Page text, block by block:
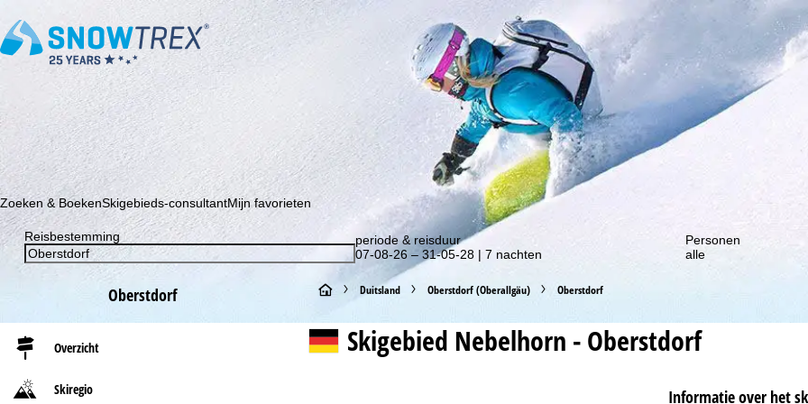
Schrijf je in voor onze nieuwsbrief en wees als eerste op de hoogte van onze kortingsacties!
Zoeken & BoekenSkigebieds-consultantMijn favorieten
Reisbestemming
periode & reisduur
07-08-26 – 31-05-28 | 7 nachten
Personen
alle
Oberstdorf
Overzicht
Skiregio
S
t
Duitsland Oberstdorf (Oberallgäu) Oberstdorf
Skigebied Nebelhorn - Oberstdorf
Informatie over het